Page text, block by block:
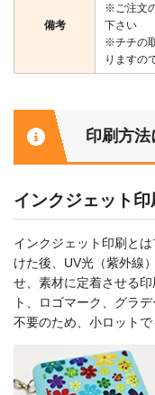
備考
※ご注文
下さい
※チチの
りますの
印刷方法
インクジェット印
インクジェット印刷と
けた後、UV光（紫外線
せ、素材に定着させる
ト、ロゴマーク、グラ
不要のため、小ロットで